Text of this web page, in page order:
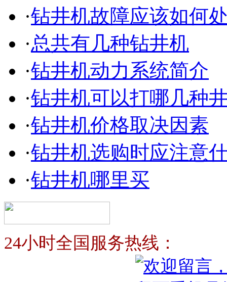
·钻井机故障应该如何
·总共有几种钻井机
·钻井机动力系统简介
·钻井机可以打哪几种
·钻井机价格取决因素
·钻井机选购时应注意
·钻井机哪里买
24小时全国服务热线：